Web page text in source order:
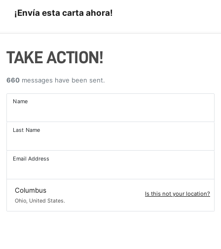
¡Envía esta carta ahora!
TAKE ACTION!
660 messages have been sent.
Name
Last Name
Email Address
Columbus
Ohio, United States.
Is this not your location?